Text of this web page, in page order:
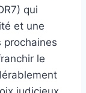
qui
et une
prochaines
le